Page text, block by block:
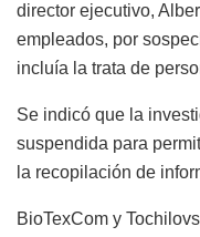
director ejecutivo,
empleados, por
incluía la trata de
Se indicó que la
suspendida para
la recopilación de
BioTexCom y